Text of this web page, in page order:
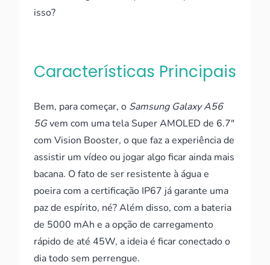
isso?
Características Principais
Bem, para começar, o Samsung Galaxy A56
5Gvem com uma tela Super AMOLED de 6.7"
com Vision Booster, o que faz a experiência de
assistir um vídeo ou jogar algo ficar ainda mais
bacana. O fato de ser resistente à água e
poeira com a certificação IP67 já garante uma
paz de espírito, né? Além disso, com a bateria
de 5000 mAh e a opção de carregamento
rápido de até 45W, a ideia é ficar conectado o
dia todo sem perrengue.